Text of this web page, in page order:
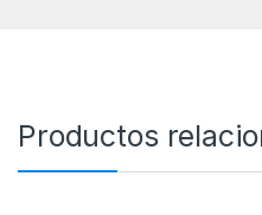
Productos